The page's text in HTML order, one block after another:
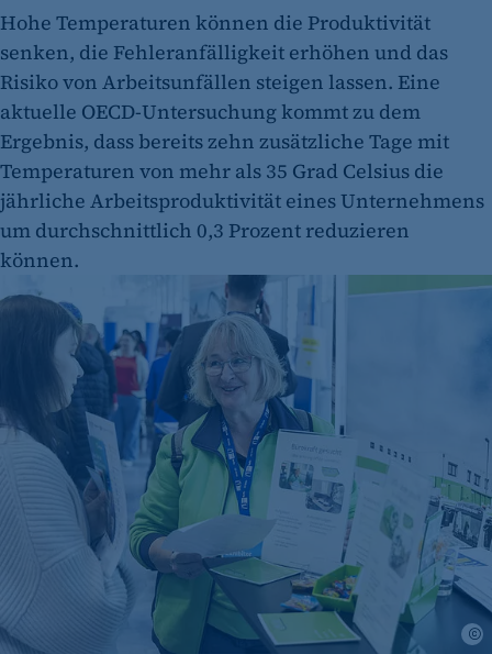
Hohe Temperaturen können die Produktivität
senken, die Fehleranfälligkeit erhöhen und das
Risiko von Arbeitsunfällen steigen lassen. Eine
aktuelle OECD-Untersuchung kommt zu dem
Ergebnis, dass bereits zehn zusätzliche Tage mit
Temperaturen von mehr als 35 Grad Celsius die
jährliche Arbeitsproduktivität eines Unternehmens
um durchschnittlich 0,3 Prozent reduzieren
können.